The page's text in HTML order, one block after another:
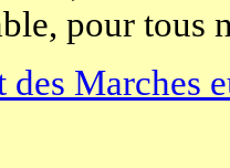
pour tous
des Marches